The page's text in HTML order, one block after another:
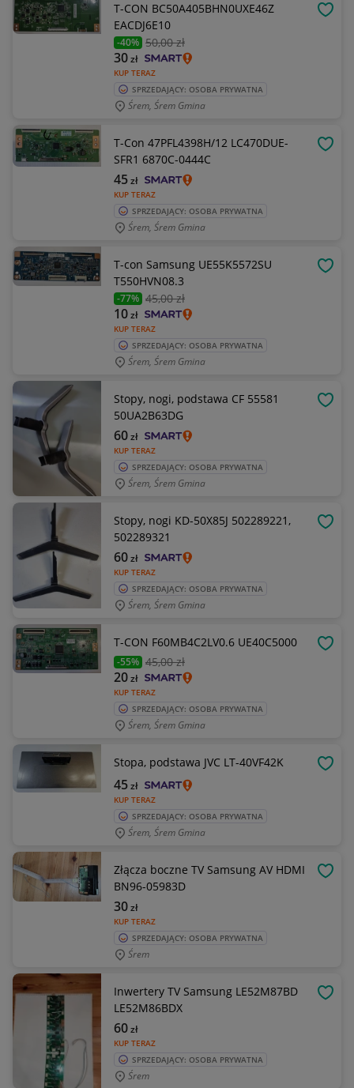
T-CON BC50A405BHN0UXE46Z
EACDJ6E10
-40% 50,00 zł
KUP TERAZ
30zł
SPRZEDAJĄCY: OSOBA PRYWATNA
Śrem, Śrem Gmina
T-Con 47PFL4398H/12 LC470DUE-
SFR1 6870C-0444C
KUP TERAZ
45zł
SPRZEDAJĄCY: OSOBA PRYWATNA
Śrem, Śrem Gmina
T-con Samsung UE55K5572SU
T550HVN08.3
-77% 45,00 zł
KUP TERAZ
10zł
SPRZEDAJĄCY: OSOBA PRYWATNA
Śrem, Śrem Gmina
Stopy, nogi, podstawa CF 55581
50UA2B63DG
KUP TERAZ
60zł
SPRZEDAJĄCY: OSOBA PRYWATNA
Śrem, Śrem Gmina
Stopy, nogi KD-50X85J 502289221,
502289321
KUP TERAZ
60zł
SPRZEDAJĄCY: OSOBA PRYWATNA
Śrem, Śrem Gmina
T-CON F60MB4C2LV0.6 UE40C5000
-55% 45,00 zł
KUP TERAZ
20zł
SPRZEDAJĄCY: OSOBA PRYWATNA
Śrem, Śrem Gmina
Stopa, podstawa JVC LT-40VF42K
KUP TERAZ
45zł
SPRZEDAJĄCY: OSOBA PRYWATNA
Śrem, Śrem Gmina
Złącza boczne TV Samsung AV HDMI
BN96-05983D
KUP TERAZ
30zł
SPRZEDAJĄCY: OSOBA PRYWATNA
Śrem
Inwertery TV Samsung LE52M87BD
LE52M86BDX
KUP TERAZ
60zł
SPRZEDAJĄCY: OSOBA PRYWATNA
Śrem